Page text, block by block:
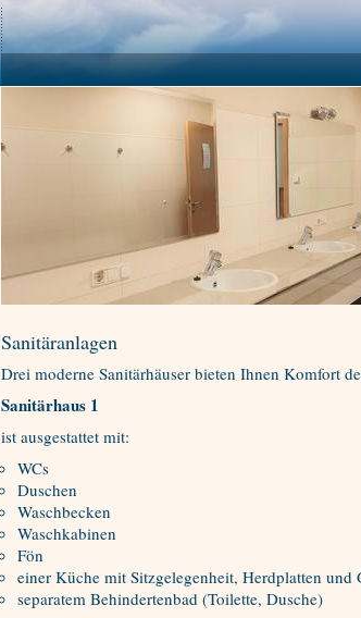
Sanitäranlagen
Drei moderne Sanitärhäuser bieten Ihnen Komfort
Sanitärhaus 1
ist ausgestattet mit:
WCs
Duschen
Waschbecken
Waschkabinen
Fön
einer Küche mit Sitzgelegenheit, Herdplatten und
separatem Behindertenbad (Toilette, Dusche)